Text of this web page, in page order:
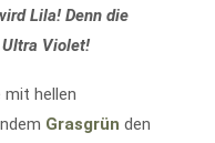
Lila! Denn die
Ultra Violet!
mit hellen
Grasgrün den